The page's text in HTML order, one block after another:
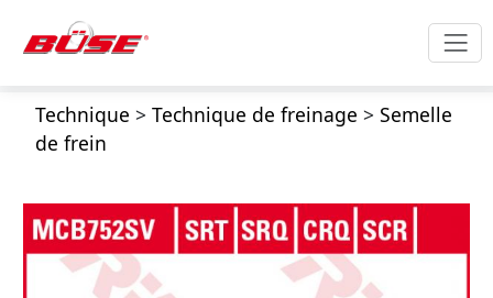
Technique > Technique de freinage > Semelle
de frein